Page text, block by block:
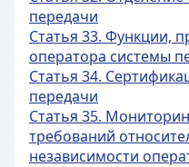
передачи
Статья 33. Функции,
оператора системы
Статья 34.
передачи
Статья 35.
требований
независимости